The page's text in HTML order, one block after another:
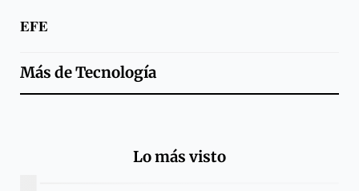
EFE
Más deTecnología
Lo más visto